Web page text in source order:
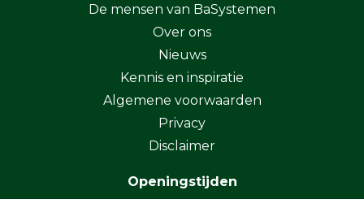
De mensen van BaSystemen
Over ons
Nieuws
Kennis en inspiratie
Algemene voorwaarden
Privacy
Disclaimer
Openingstijden